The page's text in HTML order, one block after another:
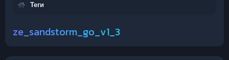
Теги
ze_sandstorm_go_v1_3